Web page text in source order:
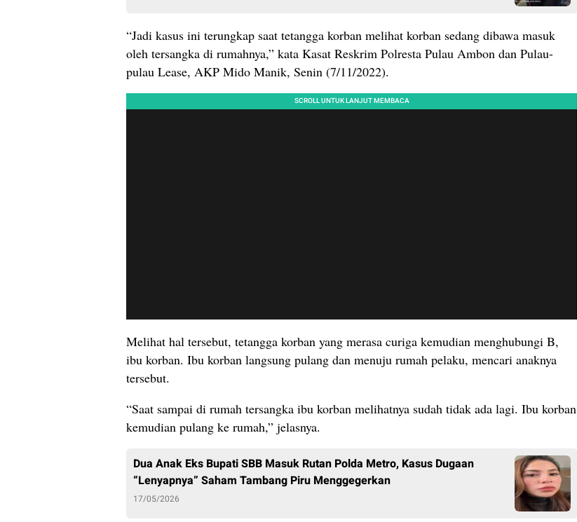
“Jadi kasus ini terungkap saat tetangga korban melihat korban sedang dibawa masuk
oleh tersangka di rumahnya,” kata Kasat Reskrim Polresta Pulau Ambon dan Pulau-
pulau Lease, AKP Mido Manik, Senin (7/11/2022).
Melihat hal tersebut, tetangga korban yang merasa curiga kemudian menghubungi B,
ibu korban. Ibu korban langsung pulang dan menuju rumah pelaku, mencari anaknya
tersebut.
“Saat sampai di rumah tersangka ibu korban melihatnya sudah tidak ada lagi. Ibu korban
kemudian pulang ke rumah,” jelasnya.
Dua Anak Eks Bupati SBB Masuk Rutan Polda Metro, Kasus Dugaan
“Lenyapnya” Saham Tambang Piru Menggegerkan
17/05/2026